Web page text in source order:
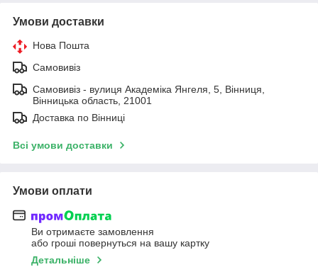
Умови доставки
Нова Пошта
Самовивіз
Самовивіз - вулиця Академіка Янгеля, 5, Вінниця,
Вінницька область, 21001
Доставка по Вінниці
Всі умови доставки
Умови оплати
Ви отримаєте замовлення
або гроші повернуться на вашу картку
Детальніше